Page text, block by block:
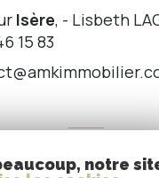
Isère, - Lisbeth
15 83
notre